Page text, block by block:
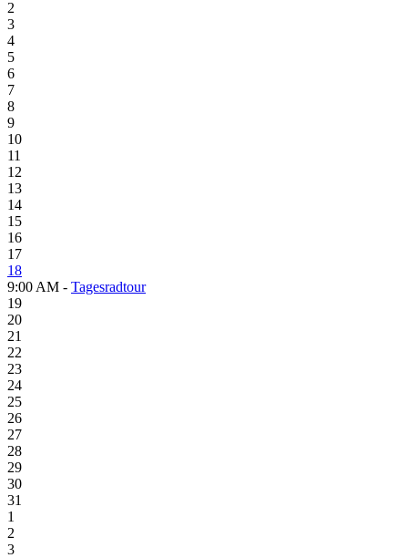
2
3
4
5
6
7
8
9
10
11
12
13
14
15
16
17
18
9:00 AM - Tagesradtour
19
20
21
22
23
24
25
26
27
28
29
30
31
1
2
3